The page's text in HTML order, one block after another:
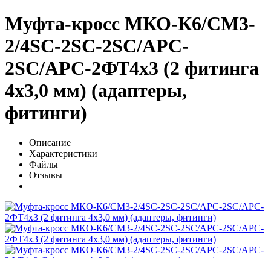
Муфта-кросс МКО-К6/CМ3-
2/4SC-2SC-2SC/APC-
2SC/APC-2ФТ4х3 (2 фитинга
4х3,0 мм) (адаптеры,
фитинги)
Описание
Характеристики
Файлы
Отзывы